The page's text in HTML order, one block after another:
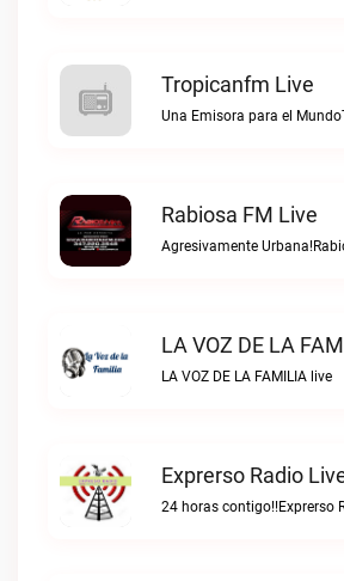
Tropicanfm Live
Una Emisora para el
Rabiosa FM Live
Agresivamente
LA VOZ DE LA
LA VOZ DE LA FAMILIA live
Exprerso Radio
24 horas contigo!!Exprerso